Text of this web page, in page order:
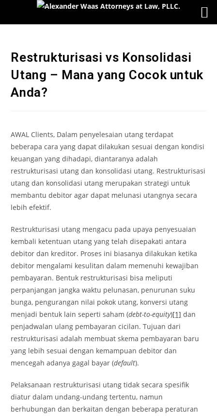
Restrukturisasi vs Konsolidasi
Utang – Mana yang Cocok untuk
Anda?
AWAL Clients, Dalam penyelesaian utang terdapat
beberapa cara yang dapat dilakukan sesuai dengan kondisi
keuangan yang dihadapi, diantaranya adalah
restrukturisasi utang dan konsolidasi utang. Restrukturisasi
utang dan konsolidasi utang merupakan strategi untuk
membantu debitor agar dapat melunasi utangnya secara
lebih efektif.
Restrukturisasi utang mengacu pada upaya penyesuaian
kembali ketentuan utang yang telah disepakati antara
debitor dan kreditor. Proses ini biasanya dilakukan ketika
debitor mengalami kesulitan dalam memenuhi kewajiban
pembayaran. Bentuk restrukturisasi bisa meliputi
perpanjangan jangka waktu pelunasan, penurunan suku
bunga, pengurangan nilai pokok utang, konversi utang
menjadi bentuk lain seperti saham (debt-to-equity)[1] dan
penjadwalan ulang pembayaran cicilan. Tujuan dari
restrukturisasi adalah membuat skema pembayaran baru
yang lebih sesuai dengan kemampuan debitor dan
mencegah adanya gagal bayar (default).
Pelaksanaan restrukturisasi utang tidak secara spesifik
diatur dalam undang-undang tertentu, namun
berhubungan dan berkaitan dengan beberapa peraturan